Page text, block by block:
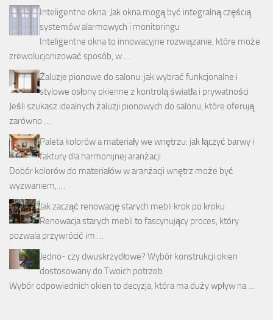
Inteligentne okna: Jak okna mogą być integralną częścią
systemów alarmowych i monitoringu
Inteligentne okna to innowacyjne rozwiązanie, które może
zrewolucjonizować sposób, w …
Żaluzje pionowe do salonu: jak wybrać funkcjonalne i
stylowe osłony okienne z kontrolą światła i prywatności
Jeśli szukasz idealnych żaluzji pionowych do salonu, które oferują
zarówno …
Paleta kolorów a materiały we wnętrzu: jak łączyć barwy i
faktury dla harmonijnej aranżacji
Dobór kolorów do materiałów w aranżacji wnętrz może być
wyzwaniem, …
Jak zacząć renowację starych mebli krok po kroku
Renowacja starych mebli to fascynujący proces, który
pozwala przywrócić im …
Jedno- czy dwuskrzydłowe? Wybór konstrukcji okien
dostosowany do Twoich potrzeb
Wybór odpowiednich okien to decyzja, która ma duży wpływ na …